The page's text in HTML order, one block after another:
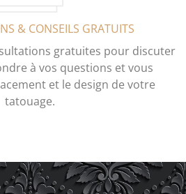
& CONSEILS GRATUITS
gratuites pour discuter
à vos questions et vous
et le design de votre
tatouage.